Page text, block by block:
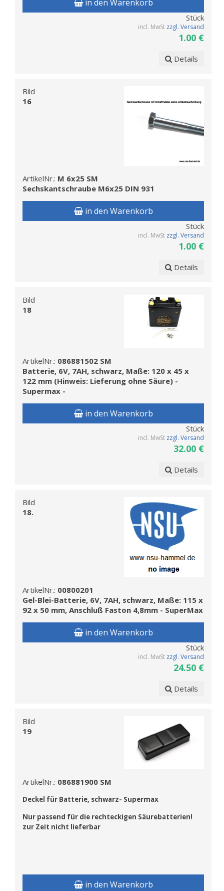
in den Warenkorb
Stück
incl. MwSt zzgl. Versand
1.00 €
Details
Bild
16
ArtikelNr.: M 6x25 SM
Sechskantschraube M6x25 DIN 931
in den Warenkorb
Stück
incl. MwSt zzgl. Versand
1.00 €
Details
Bild
18
ArtikelNr.: 086881502 SM
Batterie, 6V, 7AH, schwarz, Maße: 120 x 45 x
122 mm (Hinweis: Lieferung ohne Säure) -
Supermax -
in den Warenkorb
Stück
incl. MwSt zzgl. Versand
32.00 €
Details
Bild
18.
ArtikelNr.: 00800201
Gel-Blei-Batterie, 6V, 7AH, schwarz, Maße: 115 x
92 x 50 mm, Anschluß Faston 4,8mm - SuperMax
in den Warenkorb
Stück
incl. MwSt zzgl. Versand
24.50 €
Details
Bild
19
ArtikelNr.: 086881900 SM
Deckel für Batterie, schwarz- Supermax
Nur passend für die rechteckigen Säurebatterien!
zur Zeit nicht lieferbar
in den Warenkorb